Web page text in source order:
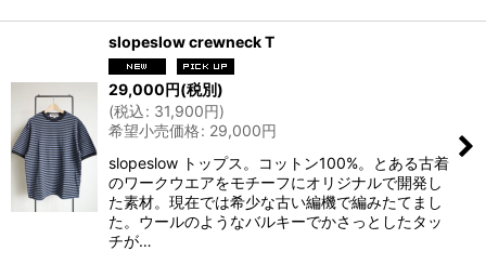
slopeslow crewneck T
29,000円(税別)
(税込: 31,900円)
希望小売価格: 29,000円
slopeslow トップス。コットン100%。とある古着
のワークウエアをモチーフにオリジナルで開発し
た素材。現在では希少な古い編機で編みたてまし
た。ウールのようなバルキーでかさっとしたタッ
チが…